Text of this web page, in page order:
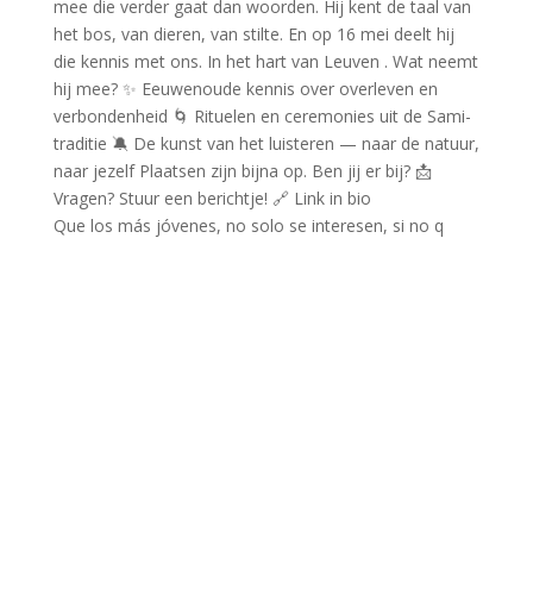
Que los más jóvenes, no solo se interesen, si no q